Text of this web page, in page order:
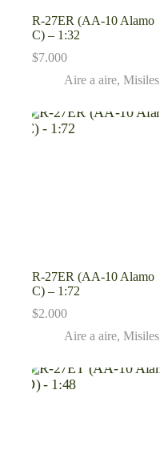
R-27ER (AA-10 Alamo
C) – 1:32
$7.000
Aire a aire, Misiles
R-27ER (AA-10 Alamo
C) – 1:72
$2.000
Aire a aire, Misiles